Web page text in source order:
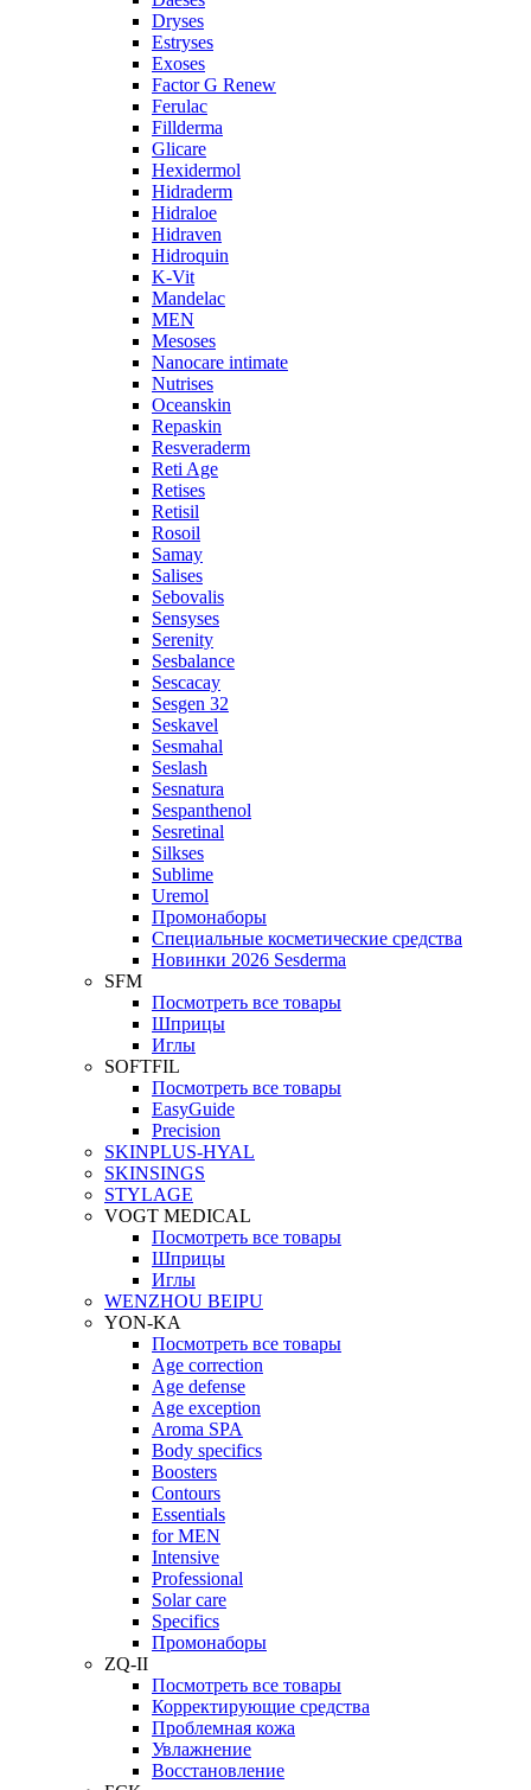
Dryses
Estryses
Exoses
Factor G Renew
Ferulac
Fillderma
Glicare
Hexidermol
Hidraderm
Hidraloe
Hidraven
Hidroquin
K-Vit
Mandelac
MEN
Mesoses
Nanocare intimate
Nutrises
Oceanskin
Repaskin
Resveraderm
Reti Age
Retises
Retisil
Rosoil
Samay
Salises
Sebovalis
Sensyses
Serenity
Sesbalance
Sescacay
Sesgen 32
Seskavel
Sesmahal
Seslash
Sesnatura
Sespanthenol
Sesretinal
Silkses
Sublime
Uremol
Промонаборы
Специальные косметические средства
Новинки 2026 Sesderma
SFM
Посмотреть все товары
Шприцы
Иглы
SOFTFIL
Посмотреть все товары
EasyGuide
Precision
SKINPLUS-HYAL
SKINSINGS
STYLAGE
VOGT MEDICAL
Посмотреть все товары
Шприцы
Иглы
WENZHOU BEIPU
YON-KA
Посмотреть все товары
Age correction
Age defense
Age exception
Aroma SPA
Body specifics
Boosters
Contours
Essentials
for MEN
Intensive
Professional
Solar care
Specifics
Промонаборы
ZQ-II
Посмотреть все товары
Корректирующие средства
Проблемная кожа
Увлажнение
Восстановление